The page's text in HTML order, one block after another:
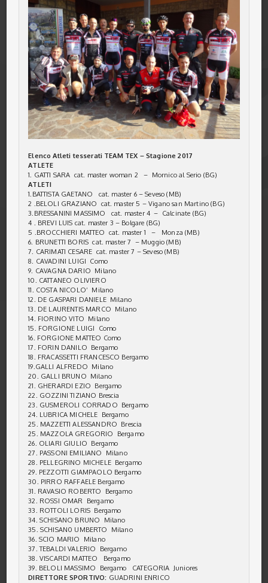
Elenco Atleti tesserati TEAM TEX – Stagione 2017
ATLETE
1. GATTI SARA cat. master woman 2 – Mornico al Serio (BG)
ATLETI
1.BATTISTA GAETANO cat. master 6 – Seveso (MB)
2 .BELOLI GRAZIANO cat. master 5 – Vigano san Martino (BG)
3.BRESSANINI MASSIMO cat. master 4 – Calcinate (BG)
4 . BREVI LUIS cat. master 3 – Bolgare (BG)
5 .BROCCHIERI MATTEO cat. master 1 – Monza (MB)
6. BRUNETTI BORIS cat. master 7 – Muggio (MB)
7. CARIMATI CESARE cat. master 7 – Seveso (MB)
8. CAVADINI LUIGI Como
9. CAVAGNA DARIO Milano
10. CATTANEO OLIVIERO
11. COSTA NICOLO’ Milano
12. DE GASPARI DANIELE Milano
13. DE LAURENTIS MARCO Milano
14. FIORINO VITO Milano
15. FORGIONE LUIGI Como
16. FORGIONE MATTEO Como
17. FORIN DANILO Bergamo
18. FRACASSETTI FRANCESCO Bergamo
19.GALLI ALFREDO Milano
20. GALLI BRUNO Milano
21. GHERARDI EZIO Bergamo
22. GOZZINI TIZIANO Brescia
23. GUSMEROLI CORRADO Bergamo
24. LUBRICA MICHELE Bergamo
25. MAZZETTI ALESSANDRO Brescia
25. MAZZOLA GREGORIO Bergamo
26. OLIARI GIULIO Bergamo
27. PASSONI EMILIANO Milano
28. PELLEGRINO MICHELE Bergamo
29. PEZZOTTI GIAMPAOLO Bergamo
30. PIRRO RAFFAELE Bergamo
31. RAVASIO ROBERTO Bergamo
32. ROSSI OMAR Bergamo
33. ROTTOLI LORIS Bergamo
34. SCHISANO BRUNO Milano
35. SCHISAN0 UMBERTO Milano
36. SCIO MARIO Milano
37. TEBALDI VALERIO Bergamo
38. VISCARDI MATTEO Bergamo
39. BELOLI MASSIMO Bergamo CATEGORIA Juniores
DIRETTORE SPORTIVO: GUADRINI ENRICO